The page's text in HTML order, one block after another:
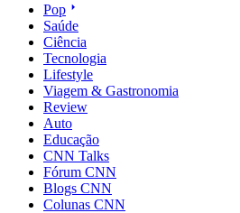
Pop
Saúde
Ciência
Tecnologia
Lifestyle
Viagem & Gastronomia
Review
Auto
Educação
CNN Talks
Fórum CNN
Blogs CNN
Colunas CNN